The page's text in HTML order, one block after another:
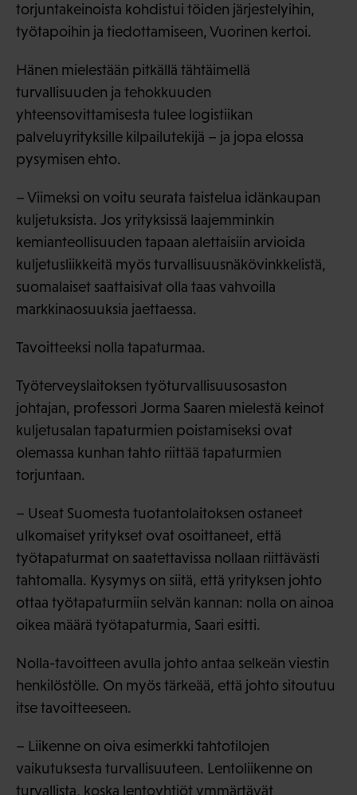
torjuntakeinoista kohdistui töiden järjestelyihin,
työtapoihin ja tiedottamiseen, Vuorinen kertoi.
Hänen mielestään pitkällä tähtäimellä
turvallisuuden ja tehokkuuden
yhteensovittamisesta tulee logistiikan
palveluyrityksille kilpailutekijä – ja jopa elossa
pysymisen ehto.
– Viimeksi on voitu seurata taistelua idänkaupan
kuljetuksista. Jos yrityksissä laajemminkin
kemianteollisuuden tapaan alettaisiin arvioida
kuljetusliikkeitä myös turvallisuusnäkövinkkelistä,
suomalaiset saattaisivat olla taas vahvoilla
markkinaosuuksia jaettaessa.
Tavoitteeksi nolla tapaturmaa.
Työterveyslaitoksen työturvallisuusosaston
johtajan, professori Jorma Saaren mielestä keinot
kuljetusalan tapaturmien poistamiseksi ovat
olemassa kunhan tahto riittää tapaturmien
torjuntaan.
– Useat Suomesta tuotantolaitoksen ostaneet
ulkomaiset yritykset ovat osoittaneet, että
työtapaturmat on saatettavissa nollaan riittävästi
tahtomalla. Kysymys on siitä, että yrityksen johto
ottaa työtapaturmiin selvän kannan: nolla on ainoa
oikea määrä työtapaturmia, Saari esitti.
Nolla-tavoitteen avulla johto antaa selkeän viestin
henkilöstölle. On myös tärkeää, että johto sitoutuu
itse tavoitteeseen.
– Liikenne on oiva esimerkki tahtotilojen
vaikutuksesta turvallisuuteen. Lentoliikenne on
turvallista, koska lentoyhtiöt ymmärtävät